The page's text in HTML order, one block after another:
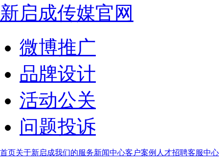
新启成传媒官网
微博推广
品牌设计
活动公关
问题投诉
首页关于新启成我们的服务新闻中心客户案例 人才招聘客服中心